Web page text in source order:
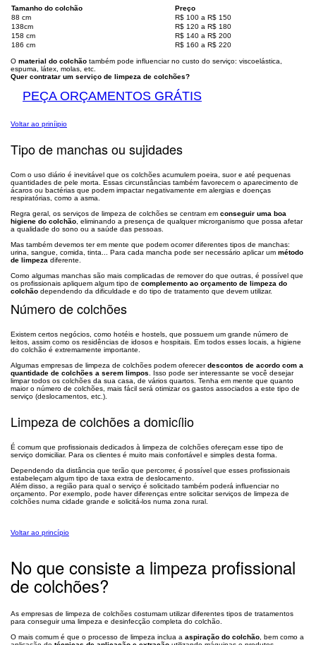
Tamanho do colchão
Preço
88 cm
R$ 100 a R$ 150
138cm
R$ 120 a R$ 180
158 cm
R$ 140 a R$ 200
186 cm
R$ 160 a R$ 220
O material do colchão também pode influenciar no custo do serviço: viscoelástica,
espuma, látex, molas, etc.
Quer contratar um serviço de limpeza de colchões?
PEÇA ORÇAMENTOS GRÁTIS
Voltar ao priníipio
Tipo de manchas ou sujidades
Com o uso diário é inevitável que os colchões acumulem poeira, suor e até pequenas
quantidades de pele morta. Essas circunstâncias também favorecem o aparecimento de
ácaros ou bactérias que podem impactar negativamente em alergias e doenças
respiratórias, como a asma.
Regra geral, os serviços de limpeza de colchões se centram em conseguir uma boa
higiene do colchão , eliminando a presença de qualquer microrganismo que possa afetar
a qualidade do sono ou a saúde das pessoas.
Mas também devemos ter em mente que podem ocorrer diferentes tipos de manchas:
urina, sangue, comida, tinta... Para cada mancha pode ser necessário aplicar um método
de limpeza diferente.
Como algumas manchas são mais complicadas de remover do que outras, é possível que
os profissionais apliquem algum tipo de complemento ao orçamento de limpeza do
colchão dependendo da dificuldade e do tipo de tratamento que devem utilizar.
Número de colchões
Existem certos negócios, como hotéis e hostels, que possuem um grande número de
leitos, assim como os residências de idosos e hospitais. Em todos esses locais, a higiene
do colchão é extremamente importante.
Algumas empresas de limpeza de colchões podem oferecerdescontos de acordo com a
quantidade de colchões a serem limpos . Isso pode ser interessante se você desejar
limpar todos os colchões da sua casa, de vários quartos. Tenha em mente que quanto
maior o número de colchões, mais fácil será otimizar os gastos associados a este tipo de
serviço (deslocamentos, etc.).
Limpeza de colchões a domicílio
É comum que profissionais dedicados à limpeza de colchões ofereçam esse tipo de
serviço domiciliar. Para os clientes é muito mais confortável e simples desta forma.
Dependendo da distância que terão que percorrer, é possível que esses profissionais
estabeleçam algum tipo de taxa extra de deslocamento.
Além disso, a região para qual o serviço é solicitado também poderá influenciar no
orçamento. Por exemplo, pode haver diferenças entre solicitar serviços de limpeza de
colchões numa cidade grande e solicitá-los numa zona rural.
Voltar ao princípio
No que consiste a limpeza profissional
de colchões?
As empresas de limpeza de colchões costumam utilizar diferentes tipos de tratamentos
para conseguir uma limpeza e desinfecção completa do colchão.
O mais comum é que o processo de limpeza inclua a aspiração do colchão , bem como a